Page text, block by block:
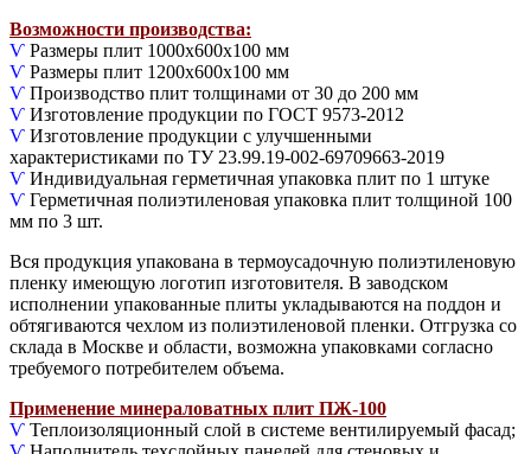
Возможности производства:
Ѵ Размеры плит 1000х600х100 мм
Ѵ Размеры плит 1200х600х100 мм
Ѵ Производство плит толщинами от 30 до 200 мм
Ѵ Изготовление продукции по ГОСТ 9573-2012
Ѵ Изготовление продукции с улучшенными
характеристиками по ТУ 23.99.19-002-69709663-2019
Ѵ Индивидуальная герметичная упаковка плит по 1 штуке
Ѵ Герметичная полиэтиленовая упаковка плит толщиной 100
мм по 3 шт.
Вся продукция упакована в термоусадочную полиэтиленовую
пленку имеющую логотип изготовителя. В заводском
исполнении упакованные плиты укладываются на поддон и
обтягиваются чехлом из полиэтиленовой пленки. Отгрузка со
склада в Москве и области, возможна упаковками согласно
требуемого потребителем объема.
Применение минераловатных плит ПЖ-100
Ѵ Теплоизоляционный слой в системе вентилируемый фасад;